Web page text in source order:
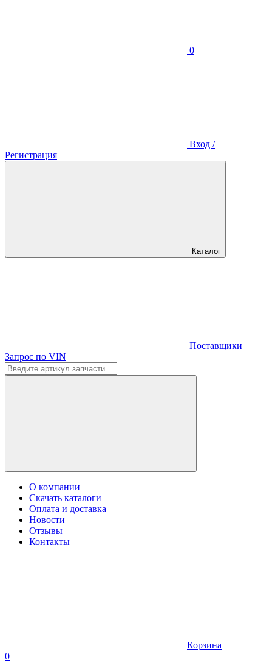
0
Вход /
Регистрация
Каталог
Поставщики
Запрос по VIN
О компании
Скачать каталоги
Оплата и доставка
Новости
Отзывы
Контакты
Корзина
0